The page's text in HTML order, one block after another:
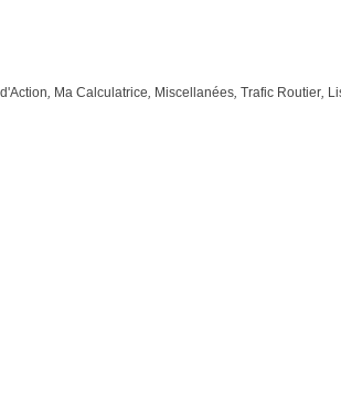
, Ma Calculatrice, Miscellanées, Trafic Routier,